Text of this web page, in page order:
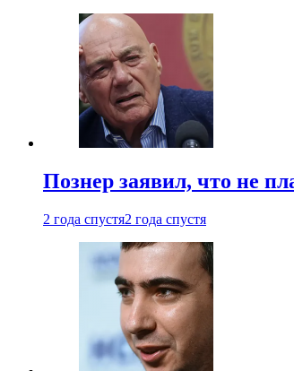
Познер заявил, что не
2 года спустя2 года спустя